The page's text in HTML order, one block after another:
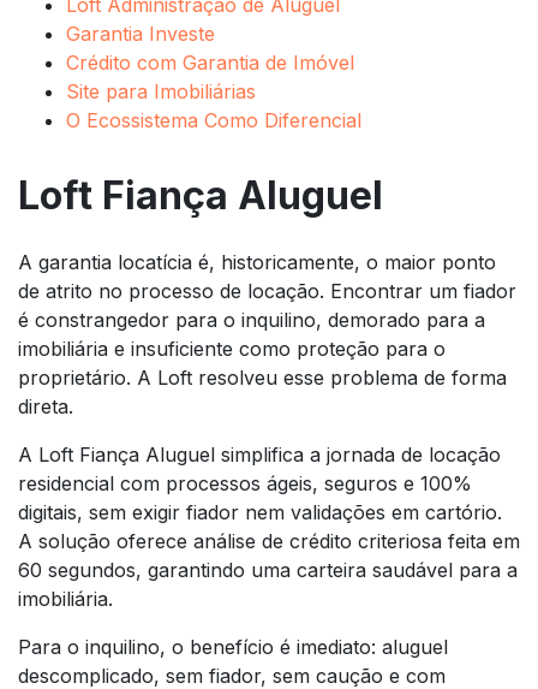
Garantia Investe
Crédito com Garantia de Imóvel
Site para Imobiliárias
O Ecossistema Como Diferencial
Loft Fiança Aluguel
A garantia locatícia é, historicamente, o maior ponto
de atrito no processo de locação. Encontrar um fiador
é constrangedor para o inquilino, demorado para a
imobiliária e insuficiente como proteção para o
proprietário. A Loft resolveu esse problema de forma
direta.
A Loft Fiança Aluguel simplifica a jornada de locação
residencial com processos ágeis, seguros e 100%
digitais, sem exigir fiador nem validações em cartório.
A solução oferece análise de crédito criteriosa feita em
60 segundos, garantindo uma carteira saudável para a
imobiliária.
Para o inquilino, o benefício é imediato: aluguel
descomplicado, sem fiador, sem caução e com